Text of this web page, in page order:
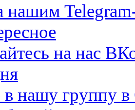
нашим
на нас
в нашу группу в